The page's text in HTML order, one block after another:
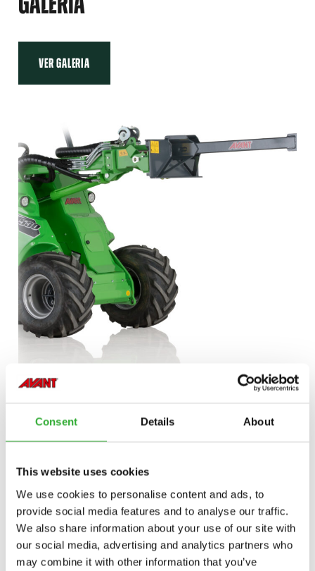
Consent Details About
This website uses cookies
We use cookies to personalise content and ads, to
provide social media features and to analyse our traffic.
We also share information about your use of our site with
our social media, advertising and analytics partners who
may combine it with other information that you’ve
VER GALERIA